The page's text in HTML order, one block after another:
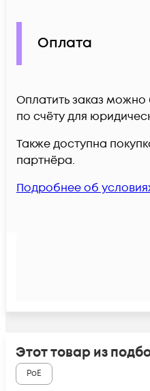
Оплата
Оплатить заказ можно
по счёту для
Также доступна
партнёра.
Подробнее об
Этот товар из
PoE